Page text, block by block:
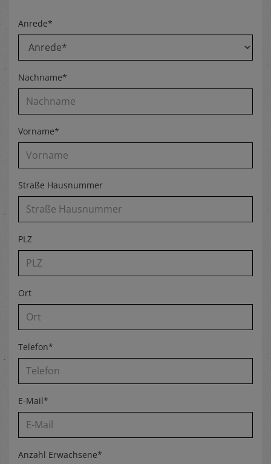
Anrede*
Nachname*
Vorname*
Straße Hausnummer
PLZ
Ort
Telefon*
E-Mail*
Anzahl Erwachsene*